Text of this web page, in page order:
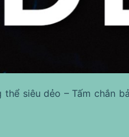
siêu dẻo – Tấm chắn